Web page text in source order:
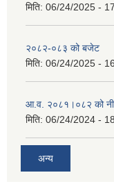
मिति: 06/24/2025 -
२०८२-०८३ को बजेट
मिति: 06/24/2025 -
आ.व. २०८१।०८२ को
मिति: 06/24/2024 -
अन्य